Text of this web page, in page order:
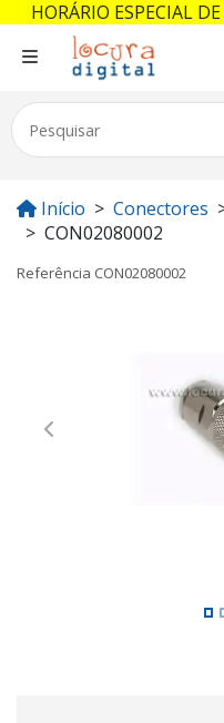
Início Conectores
CON02080002
Referência CON02080002
Previous
HORÁRIO ESPECIAL DE